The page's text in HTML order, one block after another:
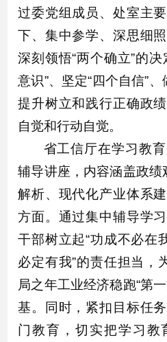
过委党组成员、处室主
下、集中参学、深思细
深刻领悟“两个确立”的
意识”、坚定“四个自信”
提升树立和践行正确政
自觉和行动自觉。
省工信厅在学习教
辅导讲座，内容涵盖政绩
解析、现代化产业体系
方面。通过集中辅导学
干部树立起“功成不必在
必定有我”的责任担当，
局之年工业经济稳跑“第
基。同时，紧扣目标任
门教育，切实把学习教